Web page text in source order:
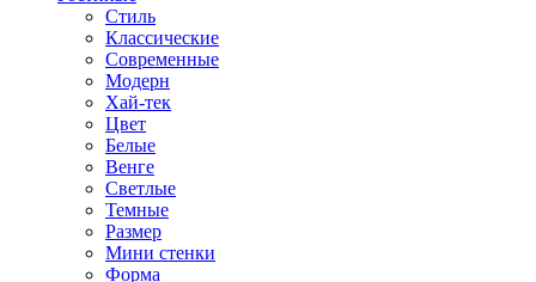
Стиль
Классические
Современные
Модерн
Хай-тек
Цвет
Белые
Венге
Светлые
Темные
Размер
Мини стенки
Форма